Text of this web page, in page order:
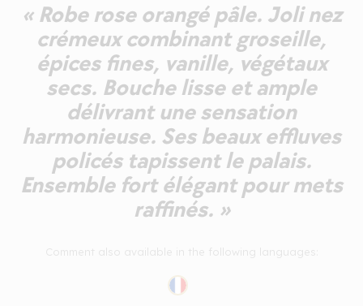
« Robe rose orangé pâle. Joli nez
crémeux combinant groseille,
épices fines, vanille, végétaux
secs. Bouche lisse et ample
délivrant une sensation
harmonieuse. Ses beaux effluves
policés tapissent le palais.
Ensemble fort élégant pour mets
raffinés. »